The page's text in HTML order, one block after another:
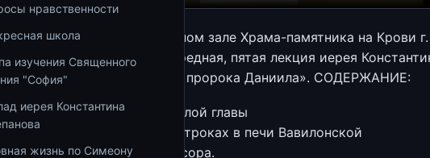
нравственности
школа
изучения Священного
"София"
иерея Константина
жизнь по Симеону
2021 года в лекционном зале Храма-памятника на Крови г.
состоялась очередная, пятая лекция иерея
из цикла «По книге пророка Даниила». СОДЕРЖАНИЕ:
0:00 — продолжение прошлой главы
1:10:07 — история о трех отроках в печи Вавилонской
1:36:52 — сон Навуходоносора.